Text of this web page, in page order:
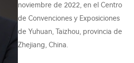
noviembre de 2022, en el Centro
de Convenciones y Exposiciones
de Yuhuan, Taizhou, provincia de
Zhejiang, China.